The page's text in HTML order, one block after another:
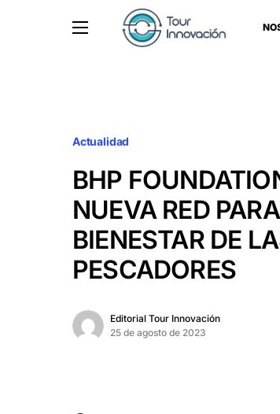
Actualidad
BHP
NUEVA RED
BIENESTAR DE
PESCADORES
Editorial Tour Innovación
25 de agosto de 2023